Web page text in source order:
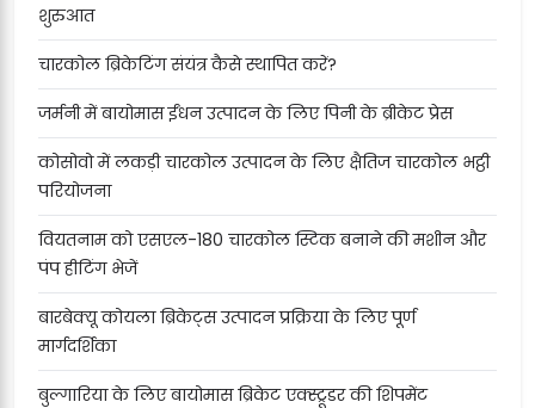
शुरुआत
चारकोल ब्रिकेटिंग संयंत्र कैसे स्थापित करें?
जर्मनी में बायोमास ईंधन उत्पादन के लिए पिनी के ब्रीकेट प्रेस
कोसोवो में लकड़ी चारकोल उत्पादन के लिए क्षैतिज चारकोल भट्ठी
परियोजना
वियतनाम को एसएल-180 चारकोल स्टिक बनाने की मशीन और
पंप हीटिंग भेजें
बारबेक्यू कोयला ब्रिकेट्स उत्पादन प्रक्रिया के लिए पूर्ण
मार्गदर्शिका
बुल्गारिया के लिए बायोमास ब्रिकेट एक्स्ट्रूडर की शिपमेंट